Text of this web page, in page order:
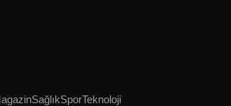
SağlıkSporTeknoloji